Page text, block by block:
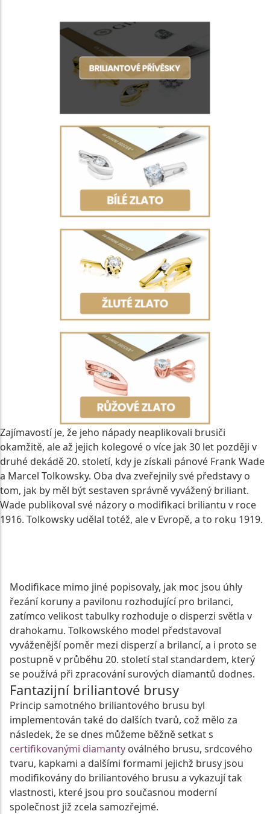
Zajímavostí je, že jeho nápady neaplikovali brusiči
okamžitě, ale až jejich kolegové o více jak 30 let později v
druhé dekádě 20. století, kdy je získali pánové Frank Wade
a Marcel Tolkowsky. Oba dva zveřejnily své představy o
tom, jak by měl být sestaven správně vyvážený briliant.
Wade publikoval své názory o modifikaci briliantu v roce
1916. Tolkowsky udělal totéž, ale v Evropě, a to roku 1919.
Modifikace mimo jiné popisovaly, jak moc jsou úhly
řezání koruny a pavilonu rozhodující pro brilanci,
zatímco velikost tabulky rozhoduje o disperzi světla v
drahokamu. Tolkowského model představoval
vyváženější poměr mezi disperzí a brilancí, a i proto se
postupně v průběhu 20. století stal standardem, který
se používá při zpracování surových diamantů dodnes.
Fantazijní briliantové brusy
Princip samotného briliantového brusu byl
implementován také do dalších tvarů, což mělo za
následek, že se dnes můžeme běžně setkat s
certifikovanými diamanty oválného brusu, srdcového
tvaru, kapkami a dalšími formami jejichž brusy jsou
modifikovány do briliantového brusu a vykazují tak
vlastnosti, které jsou pro současnou moderní
společnost již zcela samozřejmé.